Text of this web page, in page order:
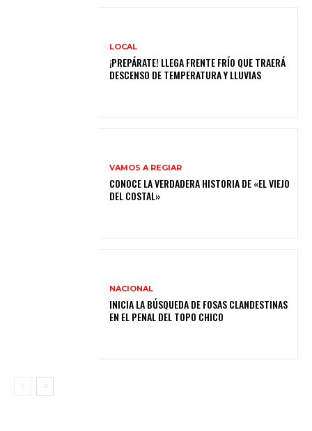
LOCAL
¡PREPÁRATE! LLEGA FRENTE FRÍO QUE TRAERÁ
DESCENSO DE TEMPERATURA Y LLUVIAS
VAMOS A REGIAR
CONOCE LA VERDADERA HISTORIA DE «EL VIEJO
DEL COSTAL»
NACIONAL
INICIA LA BÚSQUEDA DE FOSAS CLANDESTINAS
EN EL PENAL DEL TOPO CHICO